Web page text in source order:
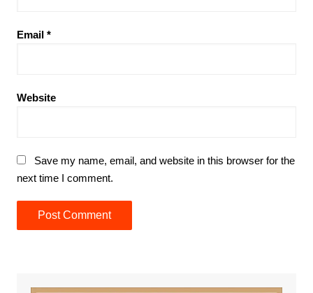
Email *
Website
Save my name, email, and website in this browser for the
next time I comment.